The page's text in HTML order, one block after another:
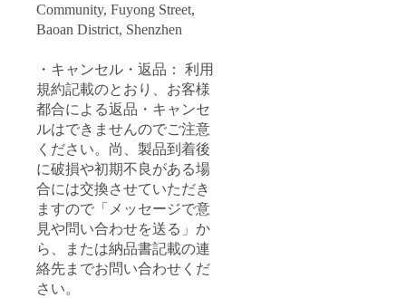
Community, Fuyong Street,
Baoan District, Shenzhen
・キャンセル・返品： 利用
規約記載のとおり、お客様
都合による返品・キャンセ
ルはできませんのでご注意
ください。尚、製品到着後
に破損や初期不良がある場
合には交換させていただき
ますので「メッセージで意
見や問い合わせを送る」か
ら、または納品書記載の連
絡先までお問い合わせくだ
さい。